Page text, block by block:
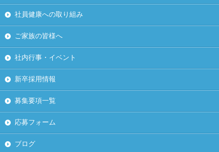
社員健康への取り組み
ご家族の皆様へ
社内行事・イベント
新卒採用情報
募集要項一覧
応募フォーム
ブログ